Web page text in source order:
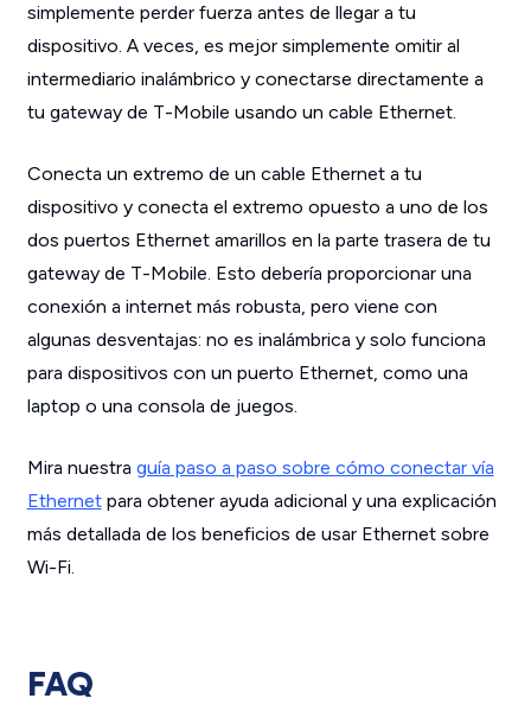
simplemente perder fuerza antes de llegar a tu
dispositivo. A veces, es mejor simplemente omitir al
intermediario inalámbrico y conectarse directamente a
tu gateway de T-Mobile usando un cable Ethernet.
Conecta un extremo de un cable Ethernet a tu
dispositivo y conecta el extremo opuesto a uno de los
dos puertos Ethernet amarillos en la parte trasera de tu
gateway de T-Mobile. Esto debería proporcionar una
conexión a internet más robusta, pero viene con
algunas desventajas: no es inalámbrica y solo funciona
para dispositivos con un puerto Ethernet, como una
laptop o una consola de juegos.
Mira nuestra guía paso a paso sobre cómo conectar vía
Ethernetpara obtener ayuda adicional y una explicación
más detallada de los beneficios de usar Ethernet sobre
Wi-Fi.
FAQ